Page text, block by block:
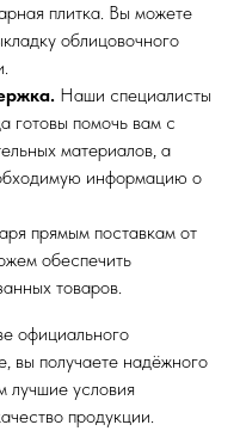
плитка. Вы можете
облицовочного
Наши специалисты
готовы помочь вам с
материалов, а
информацию о
прямым поставкам от
обеспечить
товаров.
официального
вы получаете надёжного
лучшие условия
продукции.